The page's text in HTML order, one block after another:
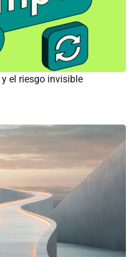
el riesgo invisible